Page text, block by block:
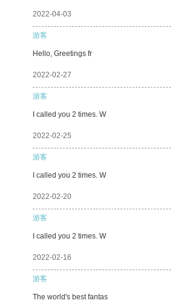
2022-04-03
游客
Hello, Greetings fr
2022-02-27
游客
I called you 2 times. W
2022-02-25
游客
I called you 2 times. W
2022-02-20
游客
I called you 2 times. W
2022-02-16
游客
The world's best fantas